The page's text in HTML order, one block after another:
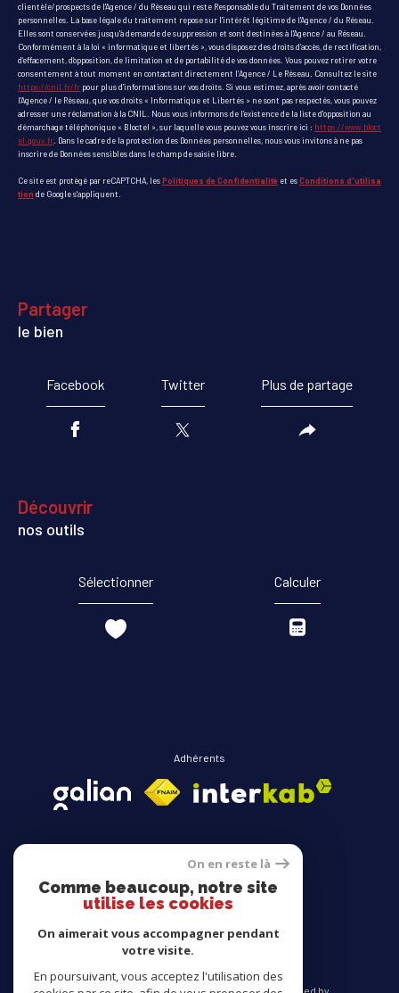
clientèle/prospects de l'Agence / du Réseau qui reste Responsable du Traitement de vos Données
personnelles. La base légale du traitement repose sur l'intérêt légitime de l'Agence / du Réseau.
Elles sont conservées jusqu'à demande de suppression et sont destinées à l'Agence / au Réseau.
Conformément à la loi « informatique et libertés », vous disposez des droits d’accès, de rectification,
d’effacement, d’opposition, de limitation et de portabilité de vos données. Vous pouvez retirer votre
consentement à tout moment en contactant directement l’Agence / Le Réseau. Consultez le site
https://cnil.fr/fr pour plus d’informations sur vos droits. Si vous estimez, après avoir contacté
l'Agence / le Réseau, que vos droits « Informatique et Libertés » ne sont pas respectés, vous pouvez
adresser une réclamation à la CNIL. Nous vous informons de l’existence de la liste d'opposition au
démarchage téléphonique « Bloctel », sur laquelle vous pouvez vous inscrire ici : https://www.bloct
el.gouv.fr . Dans le cadre de la protection des Données personnelles, nous vous invitons à ne pas
inscrire de Données sensibles dans le champ de saisie libre.
Ce site est protégé par reCAPTCHA, lesPolitiques de Confidentialité et esConditions d'utilisa
tion de Google s'appliquent.
partager
le bien
Facebook Twitter Plus de partage
découvrir
nos outils
Sélectionner Calculer
Adhérents
Avis clients
© 2026 | Tous droits réservés | Traduction powered by
On en reste là
Comme beaucoup, notre site
utilise les cookies
On aimerait vous accompagner pendant
votre visite.
En poursuivant, vous acceptez l'utilisation des